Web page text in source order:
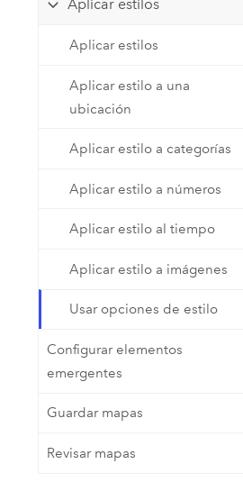
Crear aplicaciones de
Aplicar estilos
Aplicar estilos
Aplicar estilo a una
ubicación
Aplicar estilo a categorías
Aplicar estilo a números
Aplicar estilo al tiempo
Aplicar estilo a imágenes
Usar opciones de estilo
Configurar elementos
emergentes
Guardar mapas
Revisar mapas